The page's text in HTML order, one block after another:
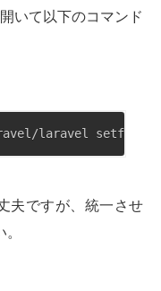
いて以下のコマンド
laravel setform
夫ですが、統一させ